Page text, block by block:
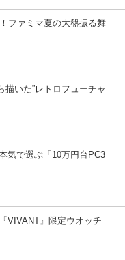
ファミマ夏の大盤振る舞
いた”レトロフューチャ
気で選ぶ「10万円台PC3
VIVANT』限定ウオッチ